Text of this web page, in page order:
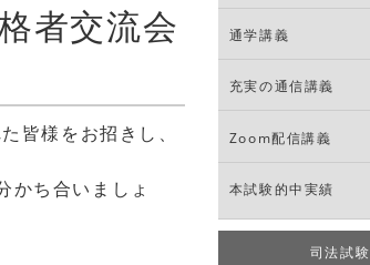
者交流会
皆様をお招きし、
かち合いましょ
通学講義
充実の通信講義
Zoom配信講義
本試験的中実績
司法試験